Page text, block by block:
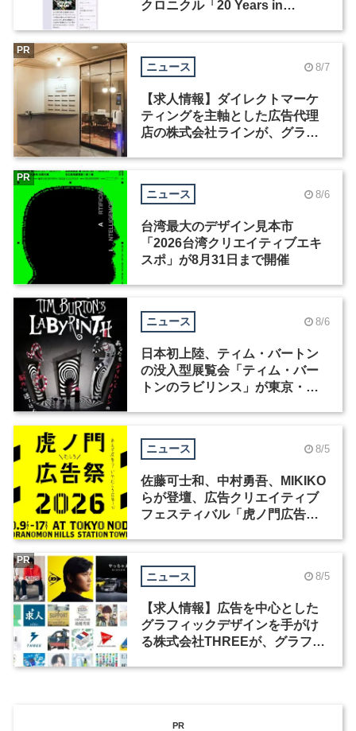
クロニクル「20 Years in
ニュース 8/7
【求人情報】ダイレクトマーケ
ティングを主軸とした広告代理
店の株式会社ラインが、グラフ
PR
ニュース 8/6
台湾最大のデザイン見本市
「2026台湾クリエイティブエキ
スポ」が8月31日まで開催
PR
ニュース 8/6
日本初上陸、ティム・バートン
の没入型展覧会「ティム・バー
トンのラビリンス」が東京・豊
ニュース 8/5
佐藤可士和、中村勇吾、MIKIKO
らが登壇、広告クリエイティブ
フェスティバル「虎ノ門広告
ニュース 8/5
【求人情報】広告を中心とした
グラフィックデザインを手がけ
る株式会社THREEが、グラフィ
PR
PR